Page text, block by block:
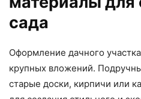
сада
Оформление дачного
крупных вложений.
старые доски, кирпичи или